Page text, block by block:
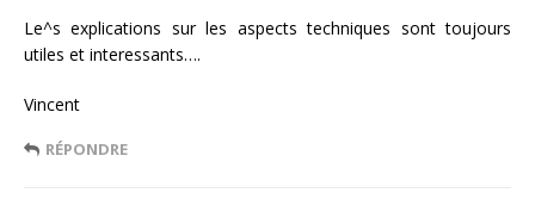
Le^s explications sur les aspects techniques sont toujours
utiles et interessants….
Vincent
RÉPONDRE